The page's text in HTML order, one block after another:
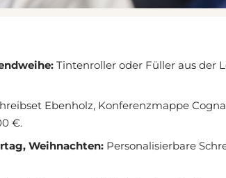
Tintenroller oder Füller aus der
Ebenholz, Konferenzmappe
€.
Weihnachten: Personalisierbare